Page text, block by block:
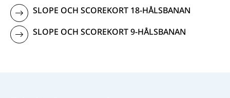
SLOPE OCH SCOREKORT 18-HÅLSBANAN
SLOPE OCH SCOREKORT 9-HÅLSBANAN